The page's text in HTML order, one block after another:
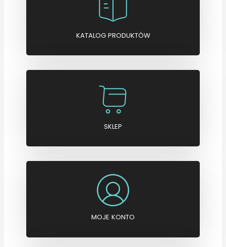
KATALOG PRODUKTÓW
SKLEP
MOJE KONTO